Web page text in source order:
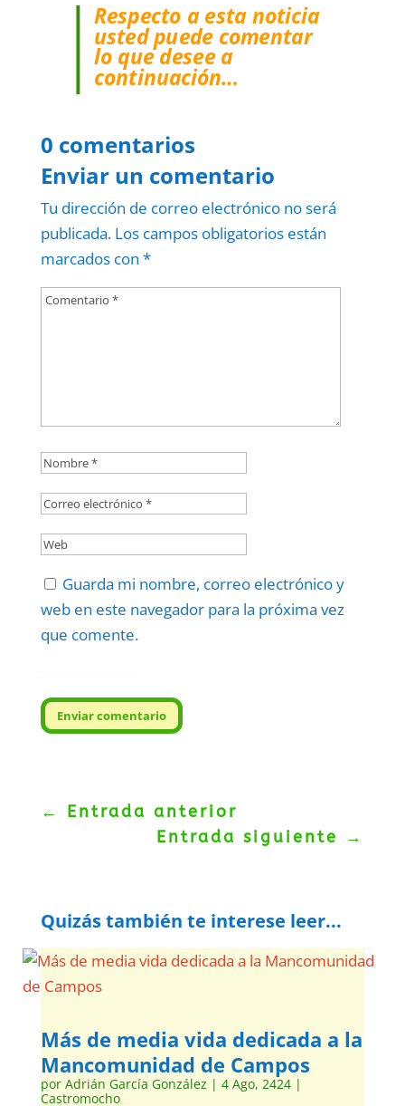
Respecto a esta noticia
usted puede comentar
lo que desee a
continuación…
0 comentarios
Enviar un comentario
Tu dirección de correo electrónico no será
publicada. Los campos obligatorios están
marcados con *
Guarda mi nombre, correo electrónico y
web en este navegador para la próxima vez
que comente.
Enviar comentario
← Entrada anterior
Entrada siguiente
→
Quizás también te interese leer...
Más de media vida dedicada a la
Mancomunidad de Campos
por Adrián García González | 4 Ago, 2424|
Castromocho